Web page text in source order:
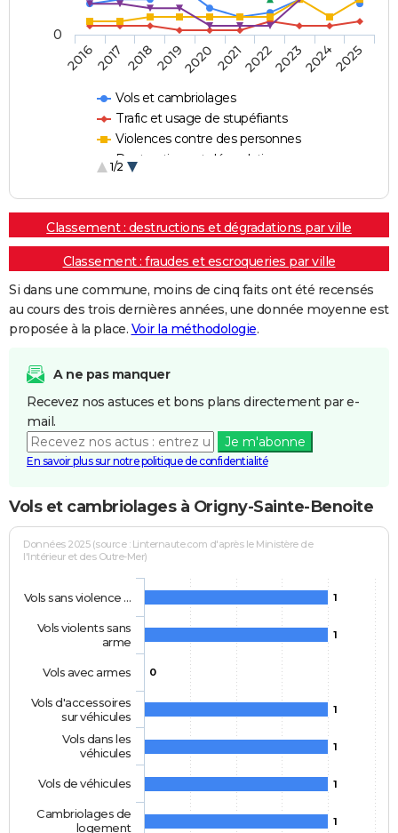
Vols et cambriolages
Trafic et usage de stupéfiants
Violences contre des personnes
Destructions et dégradations
1/2
20162017 20182019202020212022202320242025
0
Classement : destructions et dégradations par ville
Classement : fraudes et escroqueries par ville
Si dans une commune, moins de cinq faits ont été recensés
au cours des trois dernières années, une donnée moyenne est
proposée à la place. Voir la méthodologie.
A ne pas manquer
Recevez nos astuces et bons plans directement par e-
mail.
Je m'abonne
En savoir plus sur notre politique de confidentialité
Vols et cambriolages à Origny-Sainte-Benoite
Données 2025 (source : Linternaute.com d'après le Ministère de
l'Intérieur et des Outre-Mer)
1
1
0
1
1
1
1
Vols sans violence …
Vols violents sans
arme
Vols avec armes
Vols d'accessoires
sur véhicules
Vols dans les
véhicules
Vols de véhicules
Cambriolages de
logement